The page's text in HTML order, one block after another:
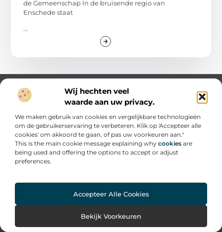
Wij hechten veel
waarde aan uw privacy.
We maken gebruik van cookies en vergelijkbare technologieën
om de gebruikerservaring te verbeteren. Klik op 'Accepteer alle
cookies' om akkoord te gaan, of pas uw voorkeuren aan."
This is the main cookie message explaining why cookies are
being used and offering the options to accept or adjust
preferences.
Accepteer Alle Cookies
Bekijk Voorkeuren
de Gemeenschap In de bruisende regio van
Enschede staat
...
Ontdek een wereld vol kennis en inspiratie.
Duik in onze blogs en artikelen en laat je verrassen door
Bericht categorie